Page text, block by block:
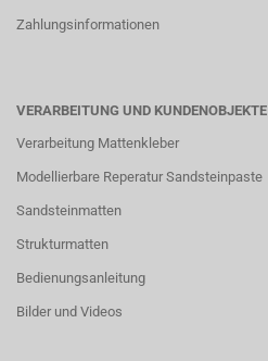
Zahlungsinformationen
VERARBEITUNG UND KUNDENOBJEKTE
Verarbeitung Mattenkleber
Modellierbare Reperatur Sandsteinpaste
Sandsteinmatten
Strukturmatten
Bedienungsanleitung
Bilder und Videos